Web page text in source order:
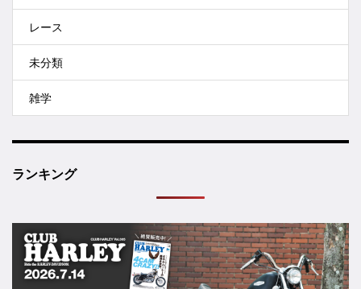
レース
未分類
雑学
ランキング